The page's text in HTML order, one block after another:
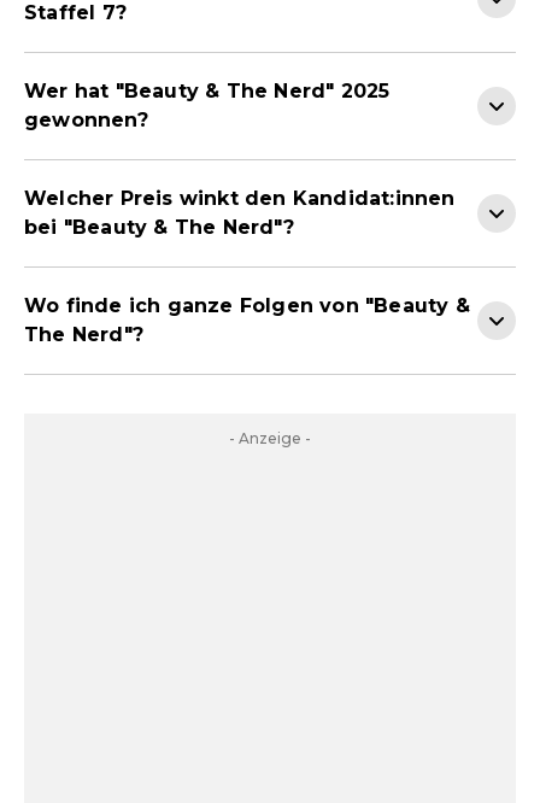
Staffel 7?
Wer hat "Beauty & The Nerd" 2025
gewonnen?
Welcher Preis winkt den Kandidat:innen
bei "Beauty & The Nerd"?
Wo finde ich ganze Folgen von "Beauty &
The Nerd"?
- Anzeige -